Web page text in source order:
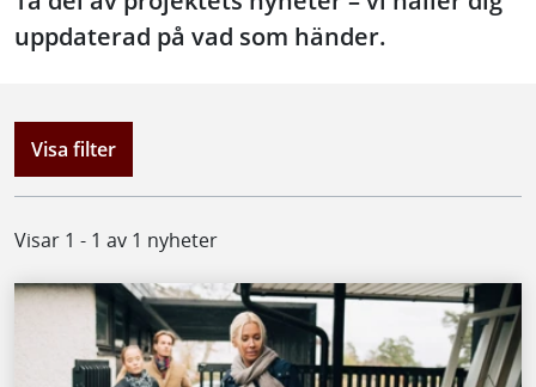
uppdaterad på vad som händer.
Visa filter
Visar 1 - 1 av 1 nyheter